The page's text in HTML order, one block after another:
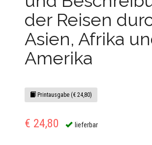
der Reisen
Asien, Afrika
Amerika
Printausgabe (€ 24,80)
€ 24,80 lieferbar